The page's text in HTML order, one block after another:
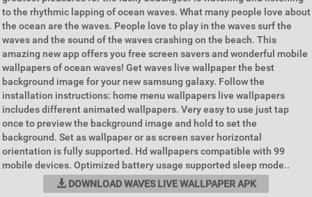
to the rhythmic lapping of ocean waves. What many people love about
the ocean are the waves. People love to play in the waves surf the
waves and the sound of the waves crashing on the beach. This
amazing new app offers you free screen savers and wonderful mobile
wallpapers of ocean waves! Get waves live wallpaper the best
background image for your new samsung galaxy. Follow the
installation instructions: home menu wallpapers live wallpapers
includes different animated wallpapers. Very easy to use just tap
once to preview the background image and hold to set the
background. Set as wallpaper or as screen saver horizontal
orientation is fully supported. Hd wallpapers compatible with 99
mobile devices. Optimized battery usage supported sleep mode..
DOWNLOAD WAVES LIVE WALLPAPER APK